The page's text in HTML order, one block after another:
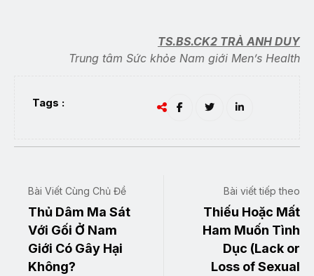
TS.BS.CK2 TRÀ ANH DUY
Trung tâm Sức khỏe Nam giới Men’s Health
Tags :
Bài Viết Cùng Chủ Đề
Thủ Dâm Ma Sát
Với Gối Ở Nam
Giới Có Gây Hại
Không?
Bài viết tiếp theo
Thiếu Hoặc Mất
Ham Muốn Tình
Dục (Lack or
Loss of Sexual